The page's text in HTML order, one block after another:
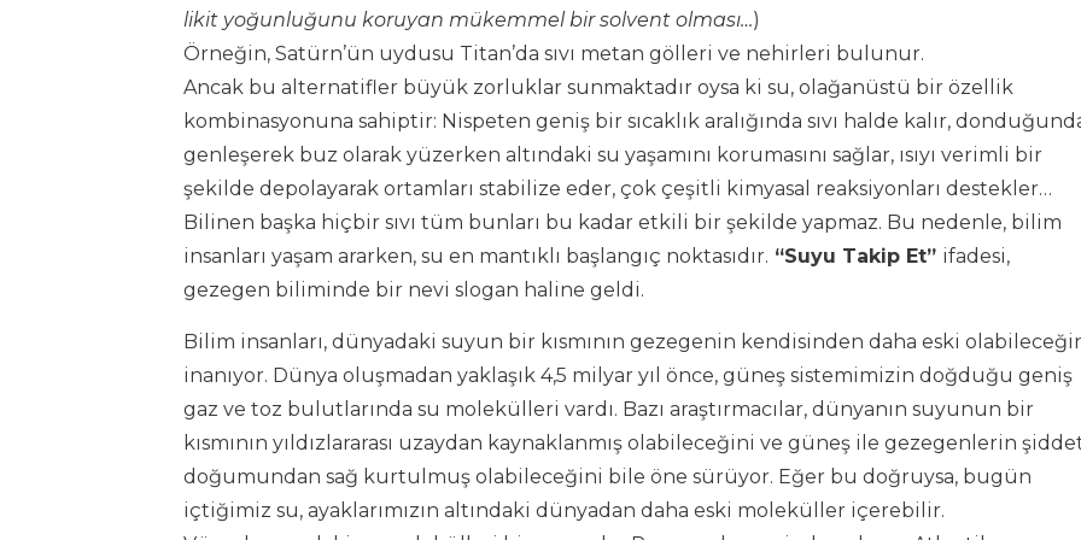
likit yoğunluğunu koruyan mükemmel bir solvent olması…)
Örneğin, Satürn’ün uydusu Titan’da sıvı metan gölleri ve nehirleri bulunur.
Ancak bu alternatifler büyük zorluklar sunmaktadır oysa ki su, olağanüstü bir özellik
kombinasyonuna sahiptir: Nispeten geniş bir sıcaklık aralığında sıvı halde kalır,
genleşerek buz olarak yüzerken altındaki su yaşamını korumasını sağlar, ısıyı verimli bir
şekilde depolayarak ortamları stabilize eder, çok çeşitli kimyasal reaksiyonları destekler…
Bilinen başka hiçbir sıvı tüm bunları bu kadar etkili bir şekilde yapmaz. Bu nedenle, bilim
insanları yaşam ararken, su en mantıklı başlangıç noktasıdır. “Suyu Takip Et” ifadesi,
gezegen biliminde bir nevi slogan haline geldi.
Bilim insanları, dünyadaki suyun bir kısmının gezegenin kendisinden daha eski
inanıyor. Dünya oluşmadan yaklaşık 4,5 milyar yıl önce, güneş sistemimizin doğduğu geniş
gaz ve toz bulutlarında su molekülleri vardı. Bazı araştırmacılar, dünyanın suyunun bir
kısmının yıldızlararası uzaydan kaynaklanmış olabileceğini ve güneş ile gezegenlerin
doğumundan sağ kurtulmuş olabileceğini bile öne sürüyor. Eğer bu doğruysa, bugün
içtiğimiz su, ayaklarımızın altındaki dünyadan daha eski moleküller içerebilir.